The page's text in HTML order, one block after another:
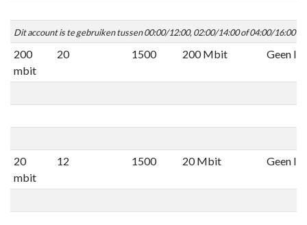
Dit account is te gebruiken tussen 00:00/12:00, 02:00/14:00 of 04:00/16:00
200
mbit
20 1500 200 Mbit Geen
20
mbit
12 1500 20 Mbit Geen